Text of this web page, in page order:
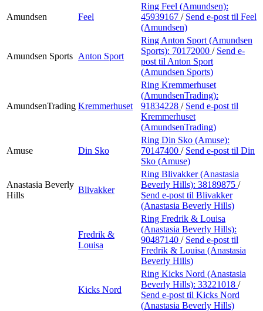
Amundsen Feel
Ring Feel (Amundsen):
45939167 / Send e-post til Feel
(Amundsen)
Amundsen Sports Anton Sport
Ring Anton Sport (Amundsen
Sports): 70172000 / Send e-
post til Anton Sport
(Amundsen Sports)
AmundsenTrading Kremmerhuset
Ring Kremmerhuset
(AmundsenTrading):
91834228 / Send e-post til
Kremmerhuset
(AmundsenTrading)
Amuse Din Sko
Ring Din Sko (Amuse):
70147400 / Send e-post til Din
Sko (Amuse)
Anastasia Beverly
Hills
Blivakker
Ring Blivakker (Anastasia
Beverly Hills): 38189875 /
Send e-post til Blivakker
(Anastasia Beverly Hills)
Fredrik &
Louisa
Ring Fredrik & Louisa
(Anastasia Beverly Hills):
90487140 / Send e-post til
Fredrik & Louisa (Anastasia
Beverly Hills)
Kicks Nord
Ring Kicks Nord (Anastasia
Beverly Hills): 33221018 /
Send e-post til Kicks Nord
(Anastasia Beverly Hills)